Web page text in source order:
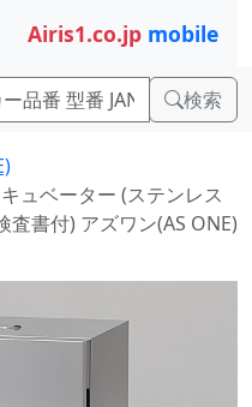
Airis1.co.jp mobile
検索
ュベーター (ステンレス
査書付) アズワン(AS ONE)